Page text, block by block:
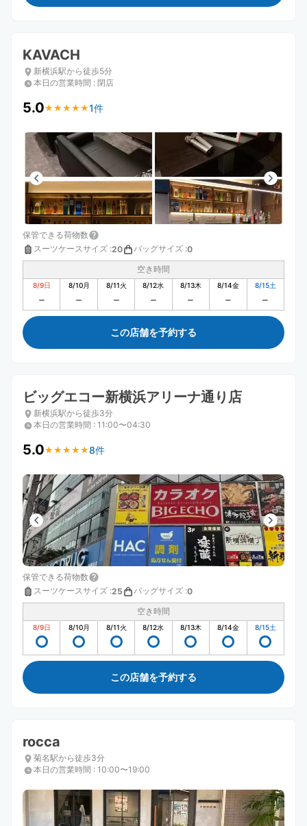
KAVACH
新横浜駅から徒歩5分
本日の営業時間 : 閉店
5.0★ ★ ★ ★ ★
★ ★ ★ ★ ★1件
保管できる荷物数
スーツケースサイズ :20 バッグサイズ :0
空き時間
8/9日 8/10月 8/11火 8/12水 8/13木 8/14金 8/15土
この店舗を予約する
ビッグエコー新横浜アリーナ通り店
新横浜駅から徒歩3分
本日の営業時間 : 11:00〜04:30
5.0★ ★ ★ ★ ★
★ ★ ★ ★ ★8件
保管できる荷物数
スーツケースサイズ :25 バッグサイズ :0
空き時間
8/9日 8/10月 8/11火 8/12水 8/13木 8/14金 8/15土
この店舗を予約する
rocca
菊名駅から徒歩3分
本日の営業時間 : 10:00〜19:00